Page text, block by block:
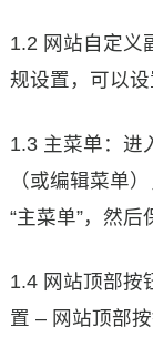
1.2 网站自定义
规设置，可以设
1.3 主菜单：进
（或编辑菜单
“主菜单”，然后
1.4 网站顶部按
置 – 网站顶部